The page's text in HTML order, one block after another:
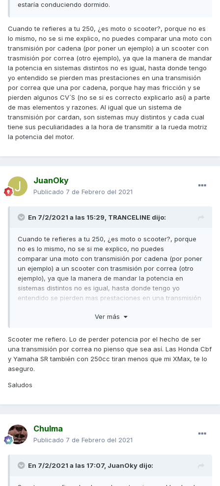
estaría conduciendo dormido.
Cuando te refieres a tu 250, ¿es moto o scooter?, porque no es
lo mismo, no se si me explico, no puedes comparar una moto con
transmisión por cadena (por poner un ejemplo) a un scooter con
trasmisión por correa (otro ejemplo), ya que la manera de mandar
la potencia en sistemas distintos no es igual, hasta donde tengo
yo entendido se pierden mas prestaciones en una transmisión
por correa que una por cadena, porque hay mas fricción y se
pierden algunos CV´S (no se si es correcto explicarlo así) a parte
de mas elementos y razones. Al igual que un sistema de
transmisión por cardan, son sistemas muy distintos y cada cual
tiene sus peculiaridades a la hora de transmitir a la rueda motriz
la potencia del motor.
JuanOky
Publicado 7 de Febrero del 2021
En 7/2/2021 a las 15:29, TRANCELINE dijo:
Cuando te refieres a tu 250, ¿es moto o scooter?, porque
no es lo mismo, no se si me explico, no puedes
comparar una moto con transmisión por cadena (por poner
un ejemplo) a un scooter con trasmisión por correa (otro
ejemplo), ya que la manera de mandar la potencia en
sistemas distintos no es igual, hasta donde tengo yo
entendido se pierden mas prestaciones en una transmisión
se pierden algunos CV´S (no se si es correcto explicarlo
sistema de transmisión por cardan, son sistemas muy
distintos y cada cual tiene sus peculiaridades a la hora de
transmitir a la rueda motriz la potencia del motor.
Ver más
Scooter me refiero. Lo de perder potencia por el hecho de ser
una transmisión por correa no pienso que sea así. Las Honda Cbf
y Yamaha SR también con 250cc tiran menos que mi XMax, te lo
aseguro.
Saludos
Chulma
Publicado 7 de Febrero del 2021
En 7/2/2021 a las 17:07, JuanOky dijo: